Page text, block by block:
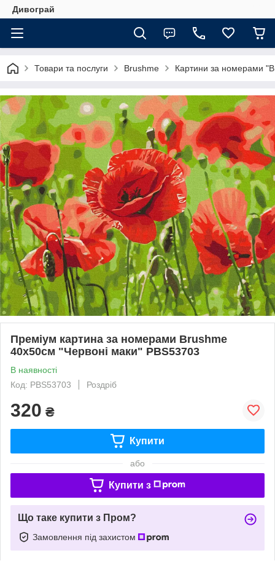
Дивограй
Товари та послуги Brushme Картини за номерами
Преміум картина за номерами Brushme
40x50см "Червоні маки" PBS53703
В наявності
Код: PBS53703
Роздріб
320 ₴
Купити
або
Купити з
Що таке купити з Пром?
Замовлення під захистом